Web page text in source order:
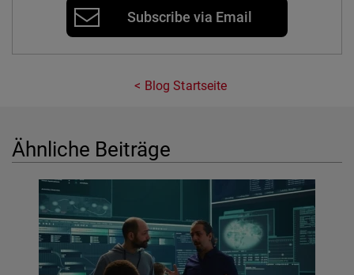
Subscribe via Email
Blog Startseite
Ähnliche Beiträge